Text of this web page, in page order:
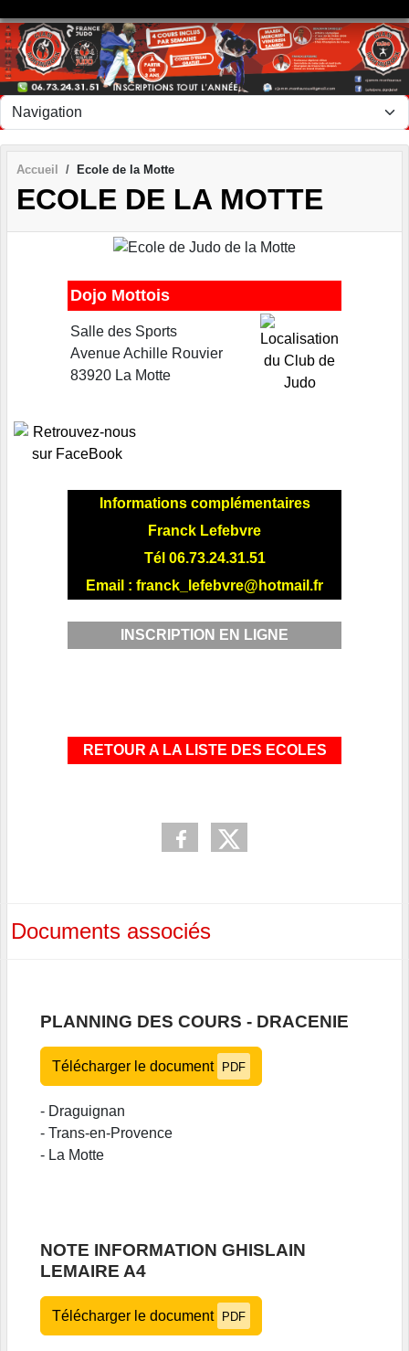
Accueil Ecole de la Motte
ECOLE DE LA MOTTE
Dojo Mottois
Salle des Sports
Avenue Achille Rouvier
83920 La Motte
Informations complémentaires
Franck Lefebvre
Tél 06.73.24.31.51
Email : franck_lefebvre@hotmail.fr
INSCRIPTION EN LIGNE
RETOUR A LA LISTE DES ECOLES
Documents associés
PLANNING DES COURS - DRACENIE
Télécharger le document PDF
- Draguignan
- Trans-en-Provence
- La Motte
NOTE INFORMATION GHISLAIN
LEMAIRE A4
Télécharger le document PDF